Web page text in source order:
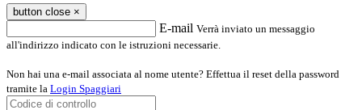
button close ×
E-mail Verrà inviato un messaggio
all'indirizzo indicato con le istruzioni necessarie.
Non hai una e-mail associata al nome utente? Effettua il reset della password
tramite la Login Spaggiari